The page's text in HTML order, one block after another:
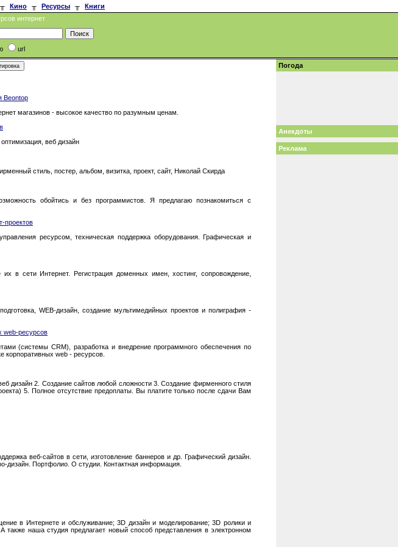
╥ Кино ╥ Ресурсы ╥
Книги
интернет
url
Beontop
магазинов - высокое качество по разумным ценам.
веб дизайн
стиль, постер, альбом, визитка, проект, сайт, Николай Скирда
обойтись и без программистов. Я предлагаю познакомиться с
проектов
ресурсом, техническая поддержка оборудования. Графическая и
в сети Интернет. Регистрация доменных имен, хостинг, сопровождение,
WEB-дизайн, создание мультимедийных проектов и полиграфия -
web-ресурсов
(системы CRM), разработка и внедрение программного обеспечения по
корпоративных web - ресурсов.
дизайн 2. Создание сайтов любой сложности 3. Создание фирменного стиля
5. Полное отсутствие предоплаты. Вы платите только после сдачи Вам
веб-сайтов в сети, изготовление баннеров и др. Графический дизайн.
Портфолио. О студии. Контактная информация.
в Интернете и обслуживание; 3D дизайн и моделирование; 3D ролики и
также наша студия предлагает новый способ представления в электронном
Погода
Анекдоты
Реклама